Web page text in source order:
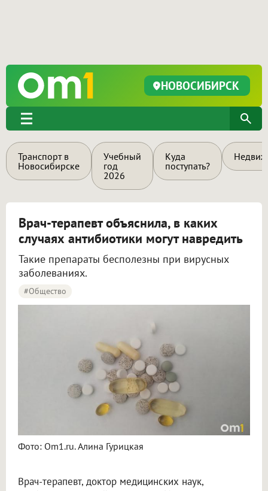
НОВОСИБИРСК
Транспорт в
Новосибирске
Учебный
год
2026
Куда
поступать?
Врач-терапевт объяснила, в каких
случаях антибиотики могут навредить
Такие препараты бесполезны при вирусных
заболеваниях.
#Общество
Фото: Om1.ru. Алина Гурицкая
Врач-терапевт, доктор медицинских наук,